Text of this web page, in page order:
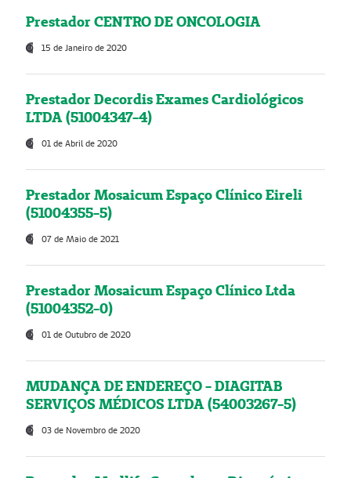
Prestador CENTRO DE ONCOLOGIA
15 de Janeiro de 2020
Prestador Decordis Exames Cardiológicos
LTDA (51004347-4)
01 de Abril de 2020
Prestador Mosaicum Espaço Clínico Eireli
(51004355-5)
07 de Maio de 2021
Prestador Mosaicum Espaço Clínico Ltda
(51004352-0)
01 de Outubro de 2020
MUDANÇA DE ENDEREÇO - DIAGITAB
SERVIÇOS MÉDICOS LTDA (54003267-5)
03 de Novembro de 2020